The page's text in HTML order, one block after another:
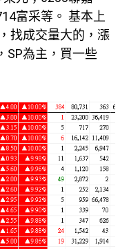
富采等。 基本上
找成交量大的，漲
SP為主，買一些